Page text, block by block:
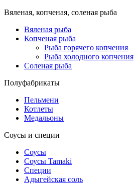
Вяленая, копченая, соленая рыба
Вяленая рыба
Копченая рыба
Рыба горячего копчения
Рыба холодного копчения
Соленая рыба
Полуфабрикаты
Пельмени
Котлеты
Медальоны
Соусы и специи
Соусы
Соусы Tamaki
Специи
Адыгейская соль